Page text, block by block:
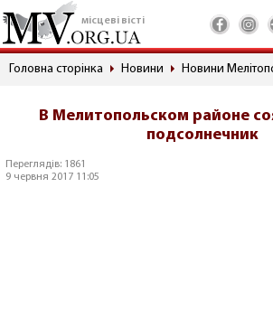
місцеві вісті
Головна сторінка Новини Новини
В Мелитопольском районе
подсолнечник
Переглядів: 1861
9 червня 2017 11:05